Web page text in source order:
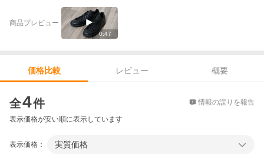
商品プレビュー
0:47
価格比較 レビュー
概要
全4件 情報の誤りを報告
表示価格が安い順に表示しています
表示価格： 実質価格